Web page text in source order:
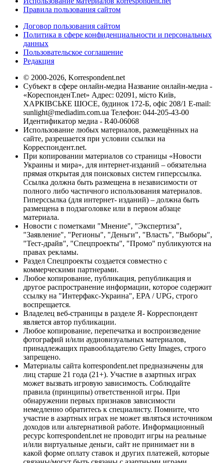
Правила пользования сайтом
Договор пользования сайтом
Политика в сфере конфиденциальности и персональных
данных
Пользовательское соглашение
Редакция
© 2000-2026, Korrespondent.net
Субъект в сфере онлайн-медиа Название онлайн-медиа -
«КореспонденТ.net» Адрес: 02091, місто Київ,
ХАРКІВСЬКЕ ШОСЕ, будинок 172-Б, офіс 208/1 E-mail:
sunlight@mediadim.com.ua Телефон: 044-205-43-00
Идентификатор медиа - R40-06068
Использование любых материалов, размещённых на
сайте, разрешается при условии ссылки на
Корреспондент.net.
При копировании материалов со страницы «Новости
Украины и мира», для интернет-изданий – обязательна
прямая открытая для поисковых систем гиперссылка.
Ссылка должна быть размещена в независимости от
полного либо частичного использования материалов.
Гиперссылка (для интернет- изданий) – должна быть
размещена в подзаголовке или в первом абзаце
материала.
Новости с пометками "Мнение", "Экспертиза",
"Заявление", "Регионы", "Деньги", "Власть", "Выборы",
"Тест-драйв", "Спецпроекты", "Промо" публикуются на
правах рекламы.
Раздел Спецпроекты создается совместно с
коммерческими партнерами.
Любое копирование, публикация, републикация и
другое распространение информации, которое содержит
ссылку на "Интерфакс-Украина", EPA / UPG, строго
воспрещается.
Владелец веб-страницы в разделе Я- Корреспондент
является автор публикации.
Любое копирование, перепечатка и воспроизведение
фотографий и/или аудиовизуальных материалов,
принадлежащих правообладателю Getty Images, строго
запрещено.
Материалы сайта korrespondent.net предназначены для
лиц старше 21 года (21+). Участие в азартных играх
может вызвать игровую зависимость. Соблюдайте
правила (принципы) ответственной игры. При
обнаружении первых признаков зависимости
немедленно обратитесь к специалисту. Помните, что
участие в азартных играх не может являться источником
доходов или альтернативой работе. Информационный
ресурс korrespondent.net не проводит игры на реальные
и/или виртуальные деньги, сайт не принимает ни в
какой форме оплату ставок и других платежей, которые